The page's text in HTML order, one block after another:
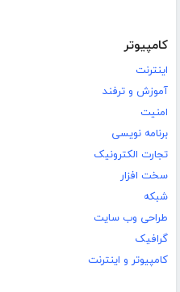
کامپیوتر
اینترنت
آموزش و ترفند
امنیت
برنامه نویسی
تجارت الکترونیک
سخت افزار
شبکه
طراحی وب سایت
گرافیک
کامپیوتر و اینترنت